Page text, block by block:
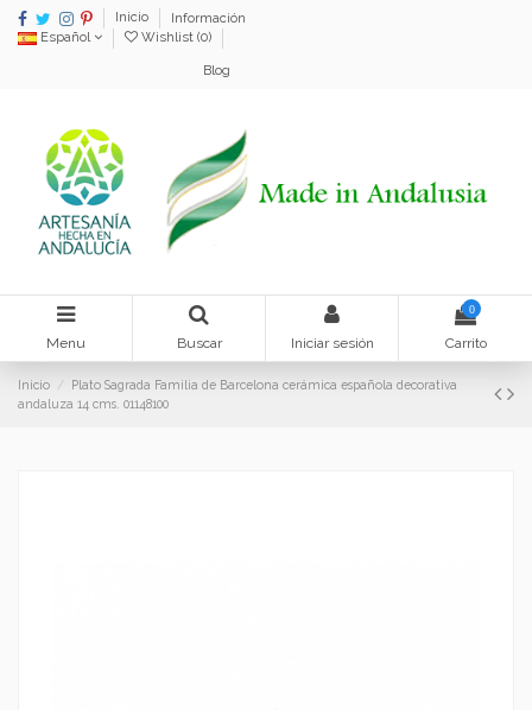
Inicio
Información
Español
Wishlist (0)
Blog
Menu Buscar Iniciar sesión
0
Carrito
Inicio
Plato Sagrada Familia de Barcelona cerámica española decorativa
andaluza 14 cms. 01148100